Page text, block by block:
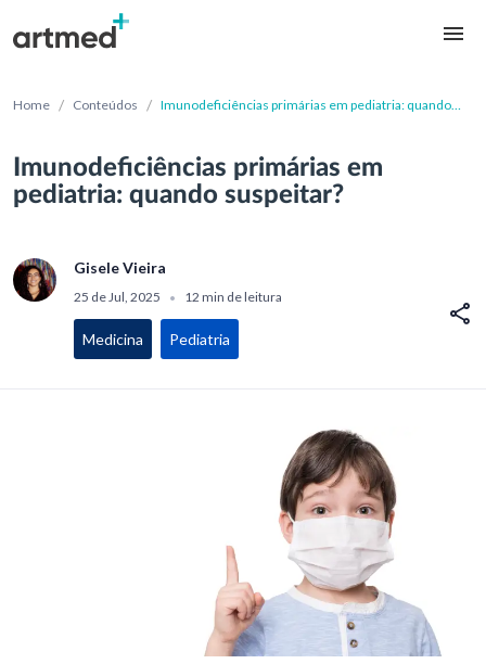
Home / Conteúdos / Imunodeficiências primárias em pediatria: quando
Imunodeficiências primárias em
pediatria: quando suspeitar?
Gisele Vieira
25 de Jul, 2025 • 12 min de leitura
Medicina Pediatria